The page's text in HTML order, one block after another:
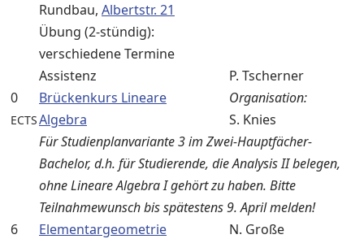
Rundbau, Albertstr. 21
Übung (2-stündig):
verschiedene Termine
Assistenz
P. Tscherner
0
ECTS
Brückenkurs Lineare
Algebra
Organisation:
S. Knies
Für Studienplanvariante 3 im Zwei-Hauptfächer-
Bachelor, d.h. für Studierende, die Analysis II belegen,
ohne Lineare Algebra I gehört zu haben. Bitte
Teilnahmewunsch bis spätestens 9. April melden!
6
Elementargeometrie
N. Große